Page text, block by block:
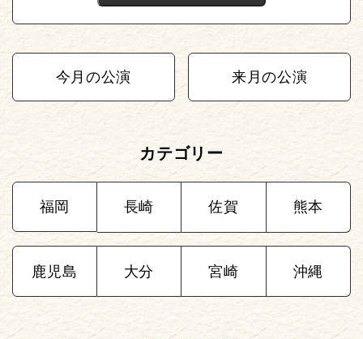
今月の公演 来月の公演
カテゴリー
福岡 長崎 佐賀 熊本
鹿児島 大分 宮崎 沖縄